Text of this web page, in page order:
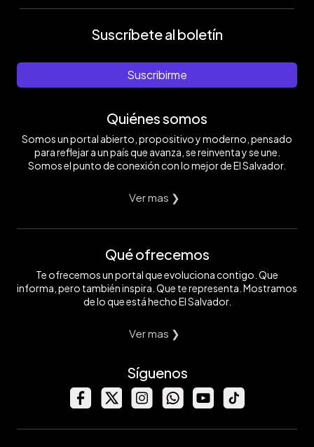
Suscríbete al boletín
Suscribirme
Quiénes somos
Somos un portal abierto, propositivo y moderno, pensado
para reflejar a un país que avanza, se reinventa y se une.
Somos el punto de conexión con lo mejor de El Salvador.
Ver mas ❯
Qué ofrecemos
Te ofrecemos un portal que evoluciona contigo. Que
informa, pero también inspira. Que te representa. Mostramos
de lo que está hecho El Salvador.
Ver mas ❯
Síguenos